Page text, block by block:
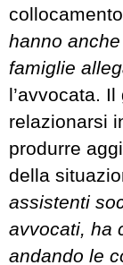
hanno
famiglie
l’avvocata.
relazionarsi
produrre
della
assistenti
avvocati, ha
andando le